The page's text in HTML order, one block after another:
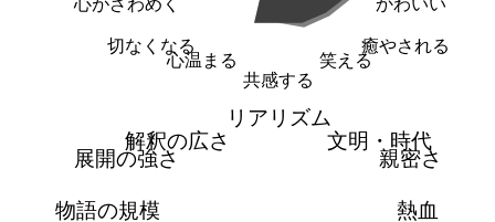
癒やされる
笑える
共感する
心温まる
切なくなる
リアリズム
文明・時代
親密さ
熱血
物語の規模
展開の強さ
解釈の広さ